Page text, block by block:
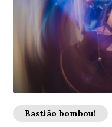
Bastião bombou!